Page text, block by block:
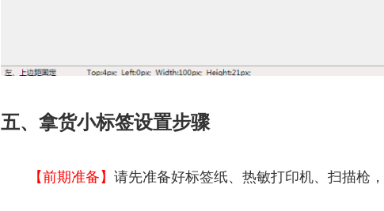
五、拿货小标签设置步骤
【前期准备】 请先准备好标签纸、热敏打印机、扫描枪